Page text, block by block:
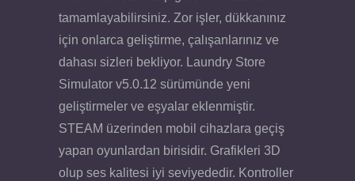
tamamlayabilirsiniz. Zor işler, dükkanınız
için onlarca geliştirme, çalışanlarınız ve
dahası sizleri bekliyor. Laundry Store
Simulator v5.0.12 sürümünde yeni
geliştirmeler ve eşyalar eklenmiştir.
STEAM üzerinden mobil cihazlara geçiş
yapan oyunlardan birisidir. Grafikleri 3D
olup ses kalitesi iyi seviyededir. Kontroller